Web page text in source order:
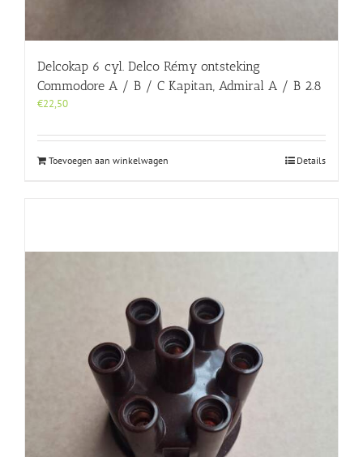
Delcokap 6 cyl. Delco Rémy ontsteking
Commodore A / B / C Kapitan, Admiral A / B 2.8
€22,50
Toevoegen aan winkelwagen Details